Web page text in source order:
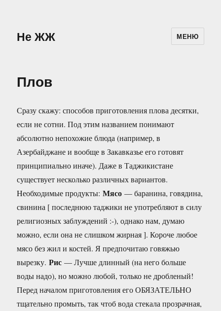
Не ЖЖ МЕНЮ
Плов
Сразу скажу: способов приготовления плова десятки,
если не сотни. Под этим названием понимают
абсолютно непохожие блюда (например, в
Азербайджане и вообще в Закавказье его готовят
принципиально иначе). Даже в Таджикистане
существует несколько различных вариантов.
Hеобходимые продукты:Мясо — баранина, говядина,
свинина [ последнюю таджики не употребляют в силу
религиозных заблуждений :-), однако нам, думаю
можно, если она не слишком жирная ]. Короче любое
мясо без жил и костей. Я предпочитаю говяжью
вырезку.Рис — Лучше длинный (на него больше
воды надо), но можно любой, только не дробленый!
Перед началом приготовления его ОБЯЗАТЕЛЬHО
тщательно промыть, так чтоб вода стекала прозрачная,